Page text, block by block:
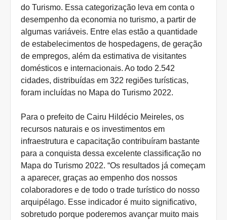
do Turismo. Essa categorização leva em conta o
desempenho da economia no turismo, a partir de
algumas variáveis. Entre elas estão a quantidade
de estabelecimentos de hospedagens, de geração
de empregos, além da estimativa de visitantes
domésticos e internacionais. Ao todo 2.542
cidades, distribuídas em 322 regiões turísticas,
foram incluídas no Mapa do Turismo 2022.
Para o prefeito de Cairu Hildécio Meireles, os
recursos naturais e os investimentos em
infraestrutura e capacitação contribuíram bastante
para a conquista dessa excelente classificação no
Mapa do Turismo 2022. “Os resultados já começam
a aparecer, graças ao empenho dos nossos
colaboradores e de todo o trade turístico do nosso
arquipélago. Esse indicador é muito significativo,
sobretudo porque poderemos avançar muito mais